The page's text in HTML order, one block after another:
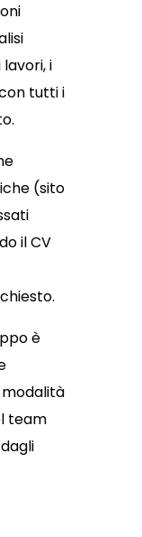
i
tutti i
(sito
il CV
è
modalità
team